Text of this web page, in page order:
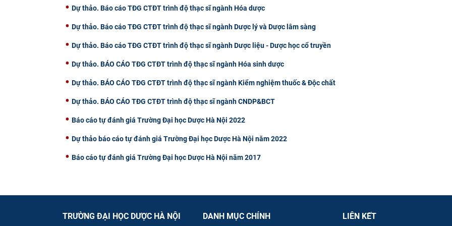
Dự thảo. Báo cáo TĐG CTĐT trình độ thạc sĩ ngành Hóa dược
Dự thảo. Báo cáo TĐG CTĐT trình độ thạc sĩ ngành Dược lý và Dược lâm sàng
Dự thảo. Báo cáo TĐG CTĐT trình độ thạc sĩ ngành Dược liệu - Dược học cổ truyền
Dự thảo. BÁO CÁO TĐG CTĐT trình độ thạc sĩ ngành Hóa sinh dược
Dự thảo. BÁO CÁO TĐG CTĐT trình độ thạc sĩ ngành Kiểm nghiệm thuốc & Độc chất
Dự thảo. BÁO CÁO TĐG CTĐT trình độ thạc sĩ ngành CNDP&BCT
Báo cáo tự đánh giá Trường Đại học Dược Hà Nội 2022
Dự thảo báo cáo tự đánh giá Trường Đại học Dược Hà Nội năm 2022
Báo cáo tự đánh giá Trường Đại học Dược Hà Nội năm 2017
TRƯỜNG ĐẠI HỌC DƯỢC HÀ NỘI DANH MỤC CHÍNH LIÊN KẾT